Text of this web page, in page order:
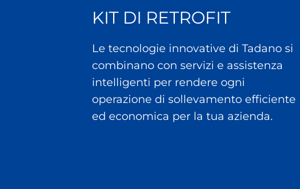
KIT DI RETROFIT
Le tecnologie innovative di Tadano si
combinano con servizi e assistenza
intelligenti per rendere ogni
operazione di sollevamento efficiente
ed economica per la tua azienda.